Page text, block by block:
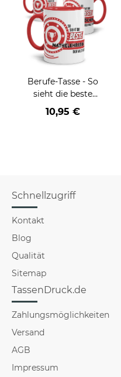
Berufe-Tasse - So
sieht die beste
BERUF aus -
verschiedene Berufe
10,95 €
Schnellzugriff
Kontakt
Blog
Qualität
Sitemap
TassenDruck.de
Zahlungsmöglichkeiten
Versand
AGB
Impressum